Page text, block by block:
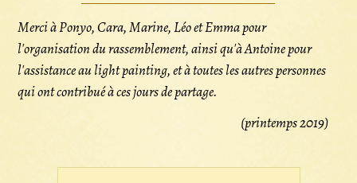
Merci à Ponyo, Cara, Marine, Léo et Emma pour
l'organisation du rassemblement, ainsi qu'à Antoine pour
l'assistance au light painting, et à toutes les autres personnes
qui ont contribué à ces jours de partage.
(printemps 2019)